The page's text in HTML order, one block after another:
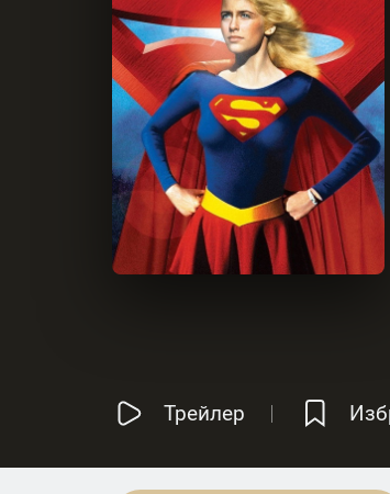
Трейлер